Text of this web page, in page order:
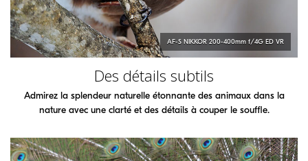
AF-S NIKKOR 200-400mm f/4G ED VR
Des détails subtils
Admirez la splendeur naturelle étonnante des animaux dans la
nature avec une clarté et des détails à couper le souffle.